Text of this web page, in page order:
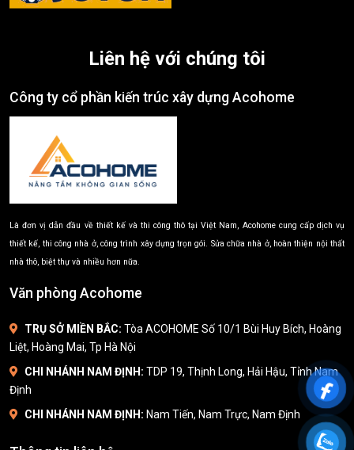
Liên hệ với chúng tôi
Công ty cổ phần kiến trúc xây dựng Acohome
Là đơn vị dẫn đầu về thiết kế và thi công thô tại Việt Nam, Acohome cung cấp dịch vụ
thiết kế, thi công nhà ở, công trình xây dựng trọn gói. Sửa chữa nhà ở, hoàn thiện nội thất
nhà thô, biệt thự và nhiều hơn nữa.
Văn phòng Acohome
TRỤ SỞ MIỀN BẮC: Tòa ACOHOME Số 10/1 Bùi Huy Bích, Hoàng
Liệt, Hoàng Mai, Tp Hà Nội
CHI NHÁNH NAM ĐỊNH: TDP 19, Thịnh Long, Hải Hậu, Tỉnh Nam
Định
CHI NHÁNH NAM ĐỊNH: Nam Tiến, Nam Trực, Nam Định